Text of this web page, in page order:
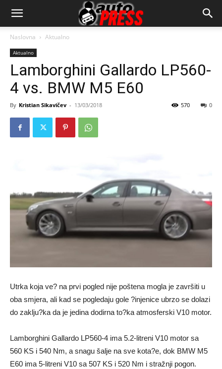
AutopressHR
Naslovna Aktualno
Aktualno
Lamborghini Gallardo LP560-
4 vs. BMW M5 E60
By Kristian Sikavičev - 13/03/2018 0
570
Utrka koja ve? na prvi pogled nije poštena mogla je završiti u
oba smjera, ali kad se pogledaju gole ?injenice ubrzo se dolazi
do zaklju?ka da je jedina dodirna to?ka atmosferski V10 motor.
Lamborghini Gallardo LP560-4 ima 5.2-litreni V10 motor sa
560 KS i 540 Nm, a snagu šalje na sve kota?e, dok BMW M5
E60 ima 5-litreni V10 sa 507 KS i 520 Nm i stražnji pogon.